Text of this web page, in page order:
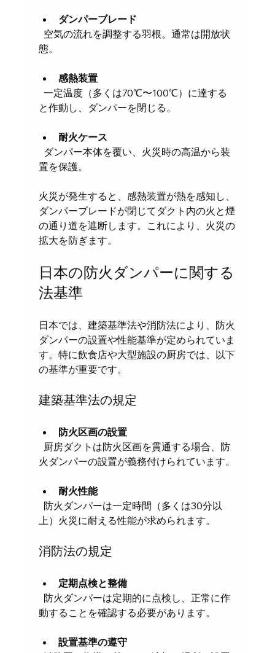
ダンパーブレード
態。
感熱装置
と作動し、ダンパーを閉じる。
耐火ケース
置を保護。
火災が発生すると、感熱装置が熱を感知し、
ダンパーブレードが閉じてダクト内の火と煙
の通り道を遮断します。これにより、火災の
拡大を防ぎます。
日本の防火ダンパーに関する
法基準
日本では、建築基準法や消防法により、防火
ダンパーの設置や性能基準が定められていま
す。特に飲食店や大型施設の厨房では、以下
の基準が重要です。
建築基準法の規定
防火区画の設置
火ダンパーの設置が義務付けられています。
耐火性能
上）火災に耐える性能が求められます。
消防法の規定
定期点検と整備
動することを確認する必要があります。
設置基準の遵守